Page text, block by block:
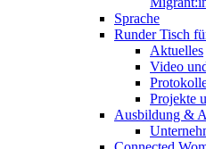
Sprache
Runder Tisch
Aktuelles
Video
Projekte
Ausbildung &